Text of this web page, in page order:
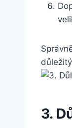
3.